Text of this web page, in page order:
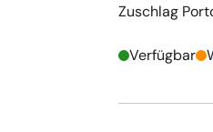
Zuschlag
Verfügbar